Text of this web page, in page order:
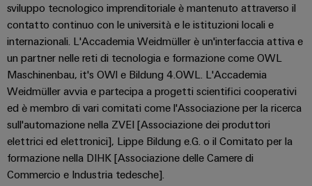
Sfruttare
l'energia
solare
per
il
grado
di
efficacia
delle
risorse
Industria
ferroviaria
apparecchiature
originali
(OEM)
Pannelli
touch
Strumenti
di
progettazione
e
visualizzazione
Misura
dell'energia
sviluppo tecnologico imprenditoriale è mantenuto attraverso il
contatto continuo con le università e le istituzioni locali e
internazionali. L'Accademia Weidmüller è un'interfaccia attiva e
un partner nelle reti di tecnologia e formazione come OWL
Maschinenbau, it's OWl e Bildung 4.OWL. L'Accademia
Weidmüller avvia e partecipa a progetti scientifici cooperativi
ed è membro di vari comitati come l'Associazione per la ricerca
sull'automazione nella ZVEI [Associazione dei produttori
elettrici ed elettronici], Lippe Bildung e.G. o il Comitato per la
formazione nella DIHK [Associazione delle Camere di
Commercio e Industria tedesche].